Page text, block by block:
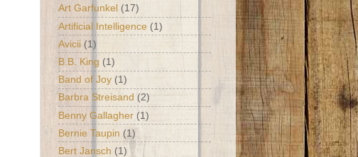
Art Garfunkel (17)
Artificial Intelligence (1)
Avicii (1)
B.B. King (1)
Band of Joy (1)
Barbra Streisand (2)
Benny Gallagher (1)
Bernie Taupin (1)
Bert Jansch (1)